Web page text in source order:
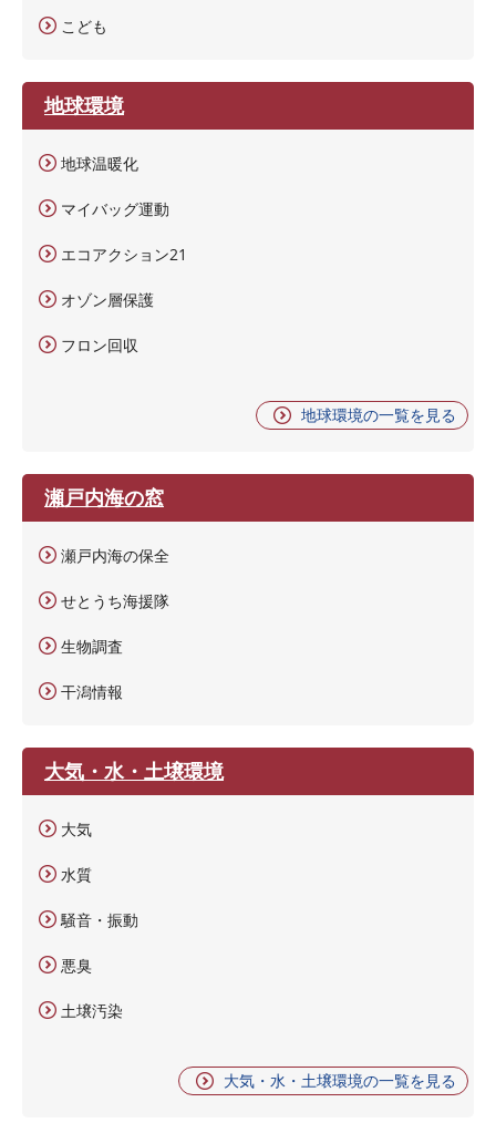
こども
地球環境
地球温暖化
マイバッグ運動
エコアクション21
オゾン層保護
フロン回収
地球環境の一覧を見る
瀬戸内海の窓
瀬戸内海の保全
せとうち海援隊
生物調査
干潟情報
大気・水・土壌環境
大気
水質
騒音・振動
悪臭
土壌汚染
大気・水・土壌環境の一覧を見る